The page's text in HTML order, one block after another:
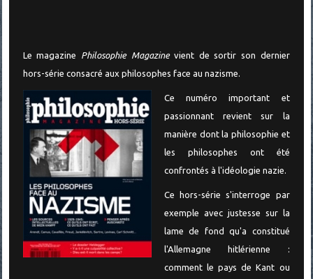
Le magazine Philosophie Magazinevient de sortir son dernier
hors-série consacré aux philosophes face au nazisme.
Ce numéro important et
passionnant revient sur la
manière dont la philosophie et
les philosophes ont été
confrontés à l'idéologie nazie.
Ce hors-série s'interroge par
exemple avec justesse sur la
lame de fond qu'a constitué
l'Allemagne hitlérienne :
comment le pays de Kant ou